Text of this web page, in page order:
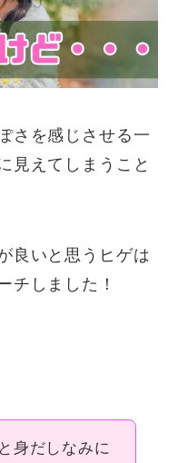
さを感じさせる一
見えてしまうこと
良いと思うヒゲは
チしました！
身だしなみに